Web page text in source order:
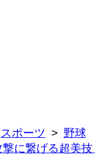
スポーツ
野球
に繋げる超美